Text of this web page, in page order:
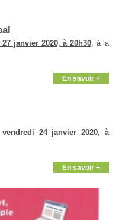
janvier 2020, à 20h30, à la
En savoir +
vendredi 24 janvier 2020, à
En savoir +